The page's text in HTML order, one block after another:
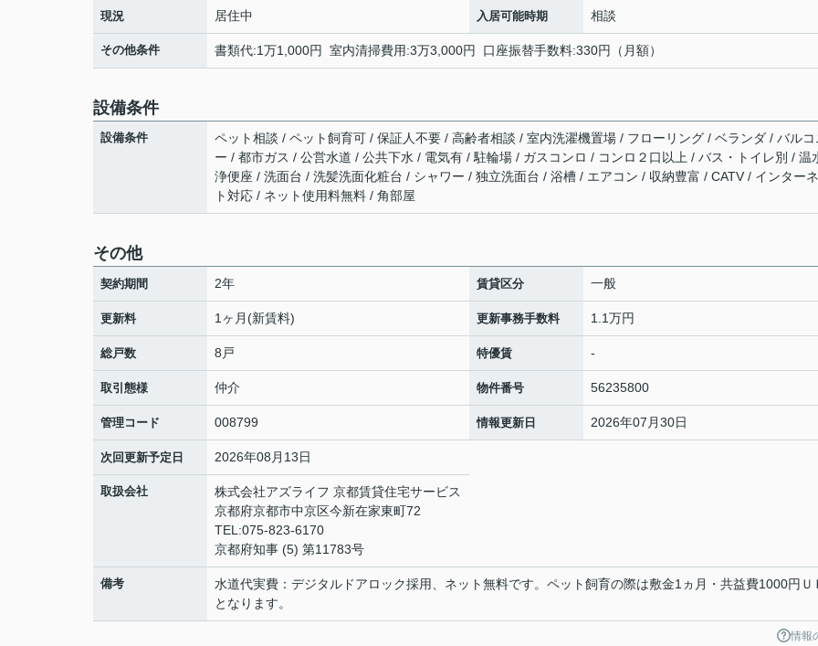
現況 居住中 入居可能時期 相談
その他条件 書類代:1万1,000円 室内清掃費用:3万3,000円 口座振替手数料:330円（月額）
設備条件
設備条件
ペット相談 / ペット飼育可 / 保証人不要 / 高齢者相談 / 室内洗濯機置場 / フローリング / ベランダ / バルコ
ー / 都市ガス / 公営水道 / 公共下水 / 電気有 / 駐輪場 / ガスコンロ / コンロ２口以上 / バス・トイレ別 / 温
浄便座 / 洗面台 / 洗髪洗面化粧台 / シャワー / 独立洗面台 / 浴槽 / エアコン / 収納豊富 / CATV / インター
ト対応 / ネット使用料無料 / 角部屋
その他
契約期間 2年 賃貸区分 一般
更新料 1ヶ月(新賃料) 更新事務手数料 1.1万円
総戸数 8戸 特優賃 -
取引態様 仲介 物件番号 56235800
管理コード 008799 情報更新日 2026年07月30日
次回更新予定日 2026年08月13日
取扱会社
株式会社アズライフ 京都賃貸住宅サービス
京都府京都市中京区今新在家東町72
TEL:075-823-6170
京都府知事 (5) 第11783号
備考
水道代実費：デジタルドアロック採用、ネット無料です。ペット飼育の際は敷金1ヵ月・共益費1000円Ｕ
となります。
情報